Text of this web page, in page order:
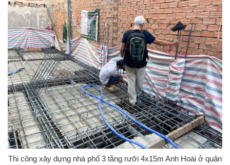
Thi công xây dựng nhà phố 3 tầng rưỡi 4x15m Anh Hoài ở quận